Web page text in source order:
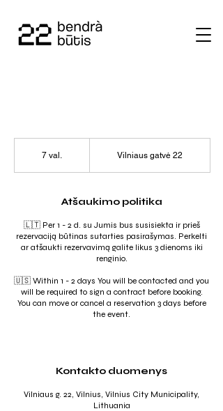
7 val.
.
Vilniaus gatvė 22
Atšaukimo politika
🇱🇹 Per 1 - 2 d. su Jumis bus susisiekta ir prieš
rezervaciją būtinas sutarties pasirašymas. Perkelti
ar atšaukti rezervavimą galite likus 3 dienoms iki
renginio.
🇺🇸 Within 1 - 2 days You will be contacted and you
will be required to sign a contract before booking.
You can move or cancel a reservation 3 days before
the event.
Kontakto duomenys
Vilniaus g. 22, Vilnius, Vilnius City Municipality,
Lithuania